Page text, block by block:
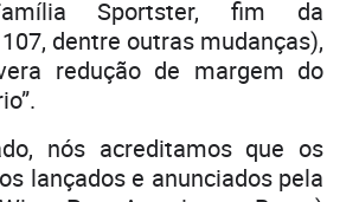
Sportster, fim da
dentre outras mudanças),
redução de margem do
nós acreditamos que os
lançados e anunciados pela